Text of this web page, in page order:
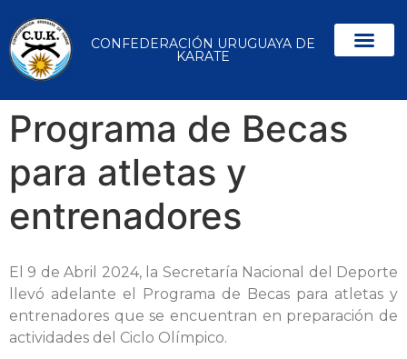
CONFEDERACIÓN URUGUAYA DE
KARATE
Programa de Becas
para atletas y
entrenadores
El 9 de Abril 2024, la Secretaría Nacional del Deporte
llevó adelante el Programa de Becas para atletas y
entrenadores que se encuentran en preparación de
actividades del Ciclo Olímpico.